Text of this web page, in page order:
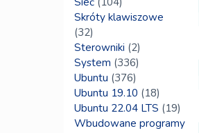
Skróty klawiszowe
(32)
Sterowniki (2)
System (336)
Ubuntu (376)
Ubuntu 19.10 (18)
Ubuntu 22.04 LTS (19)
Wbudowane programy